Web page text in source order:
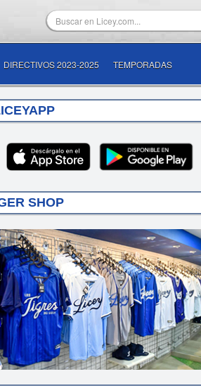
DIRECTIVOS 2023-2025 TEMPORADAS
SHOP